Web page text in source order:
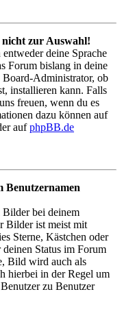
nicht zur Auswahl!
deine Sprache
Forum bislang in deine
Board-Administrator, ob
installieren kann. Falls
freuen, wenn du es
dazu können auf
aufphpBB.de
Benutzernamen
bei deinem
Bilder ist meist mit
Sterne, Kästchen oder
Status im Forum
Bild wird auch als
hierbei in der Regel um
zu Benutzer